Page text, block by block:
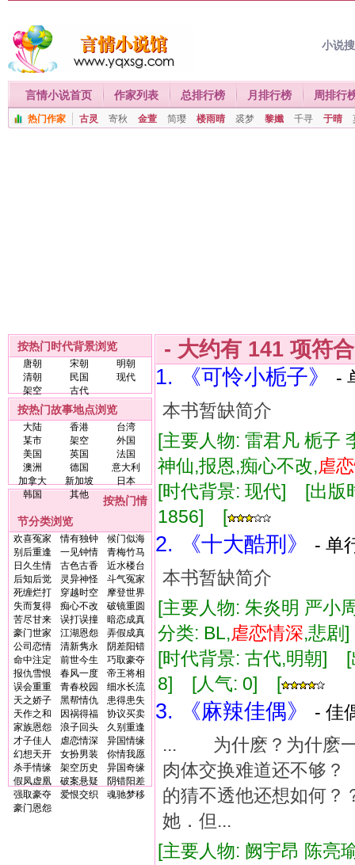
小说
言情小说首页 作家列表 总排行榜 月排行榜 周排行
热门作家 古灵 寄秋 金萱 简璎 楼雨晴 裘梦 黎孅 千寻 于晴
按热门时代背景浏览
唐朝 宋朝
明朝
清朝
民国
现代
架空
古代
按热门故事地点浏览
大陆 香港
台湾
某市
架空
外国
美国
英国
法国
澳洲
德国
意大利
加拿大
新加坡
日本
韩国
其他
按热门情
节分类浏览
欢喜冤家 情有独钟
候门似海
别后重逢
一见钟情
青梅竹马
日久生情
古色古香
近水楼台
后知后觉
灵异神怪
斗气冤家
死缠烂打
穿越时空
摩登世界
失而复得
痴心不改
破镜重圆
苦尽甘来
误打误撞
暗恋成真
豪门世家
江湖恩怨
弄假成真
公司恋情
清新隽永
阴差阳错
命中注定
前世今生
巧取豪夺
报仇雪恨
春风一度
帝王将相
误会重重
青春校园
细水长流
天之娇子
黑帮情仇
患得患失
天作之和
因祸得福
协议买卖
家族恩怨
浪子回头
久别重逢
才子佳人
虐恋情深
异国情缘
幻想天开
女扮男装
你情我愿
杀手情缘
架空历史
异国奇缘
假凤虚凰
破案悬疑
阴错阳差
强取豪夺
爱恨交织
魂驰梦移
豪门恩怨
- 大约有 141 项符
1. 《可怜小栀子》
-
本书暂缺简介
[主要人物: 雷君凡 栀
神仙,报恩,痴心不改,虐
[时代背景: 现代] [出
1856] [
2. 《十大酷刑》
- 单
本书暂缺简介
[主要人物: 朱炎明 严
分类: BL,虐恋情深,悲
[时代背景: 古代,明朝]
8] [人气: 0] [
3. 《麻辣佳偶》
- 佳
... 为什麽？为什
肉体交换难道还不
的猜不透他还想如何
她．但...
[主要人物: 阙宇昂 陈